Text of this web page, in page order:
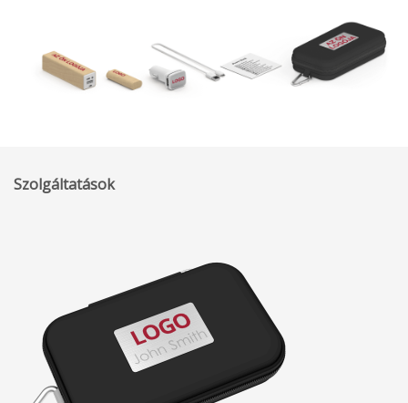
Szolgáltatások